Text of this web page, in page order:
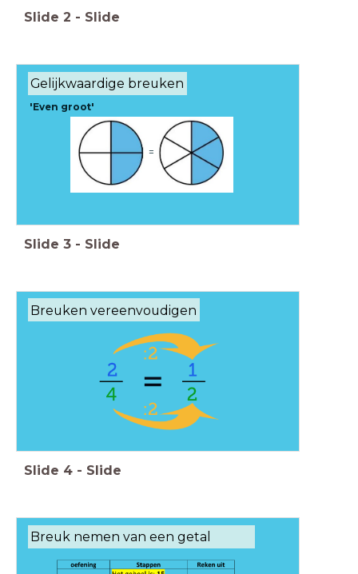
Slide 2 - Slide
Gelijkwaardige breuken
'Even groot'
=
Slide 3 - Slide
Breuken vereenvoudigen
Slide 4 - Slide
Breuk nemen van een getal